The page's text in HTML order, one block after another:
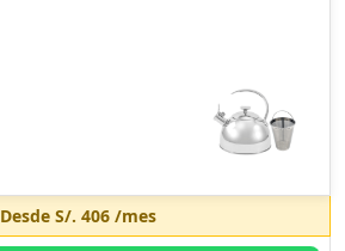
Desde S/. 406/mes